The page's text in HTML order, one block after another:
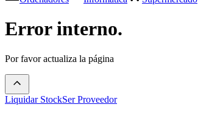
Error interno.
Por favor actualiza la página
Liquidar StockSer Proveedor